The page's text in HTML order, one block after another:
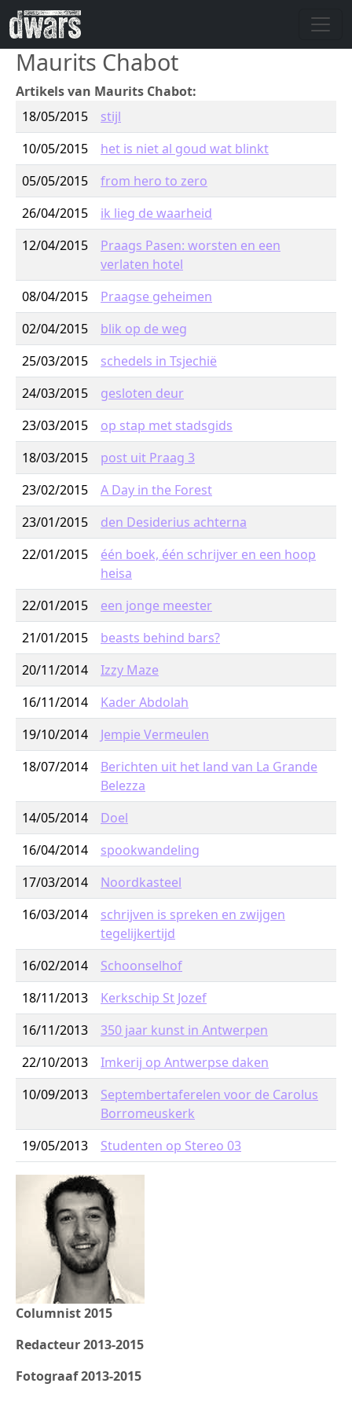
Overslaan en naar de inhoud gaan
Maurits Chabot
Artikels van Maurits Chabot:
18/05/2015
stijl
10/05/2015
het is niet al goud wat blinkt
05/05/2015
from hero to zero
26/04/2015
ik lieg de waarheid
12/04/2015
Praags Pasen: worsten en een
verlaten hotel
08/04/2015
Praagse geheimen
02/04/2015
blik op de weg
25/03/2015
schedels in Tsjechië
24/03/2015
gesloten deur
23/03/2015
op stap met stadsgids
18/03/2015
post uit Praag 3
23/02/2015
A Day in the Forest
23/01/2015
den Desiderius achterna
22/01/2015
één boek, één schrijver en een hoop
heisa
22/01/2015
een jonge meester
21/01/2015
beasts behind bars?
20/11/2014
Izzy Maze
16/11/2014
Kader Abdolah
19/10/2014
Jempie Vermeulen
18/07/2014
Berichten uit het land van La Grande
Belezza
14/05/2014
Doel
16/04/2014
spookwandeling
17/03/2014
Noordkasteel
16/03/2014
schrijven is spreken en zwijgen
tegelijkertijd
16/02/2014
Schoonselhof
18/11/2013
Kerkschip St Jozef
16/11/2013
350 jaar kunst in Antwerpen
22/10/2013
Imkerij op Antwerpse daken
10/09/2013
Septembertaferelen voor de Carolus
Borromeuskerk
19/05/2013
Studenten op Stereo 03
Columnist 2015
Redacteur 2013-2015
Fotograaf 2013-2015